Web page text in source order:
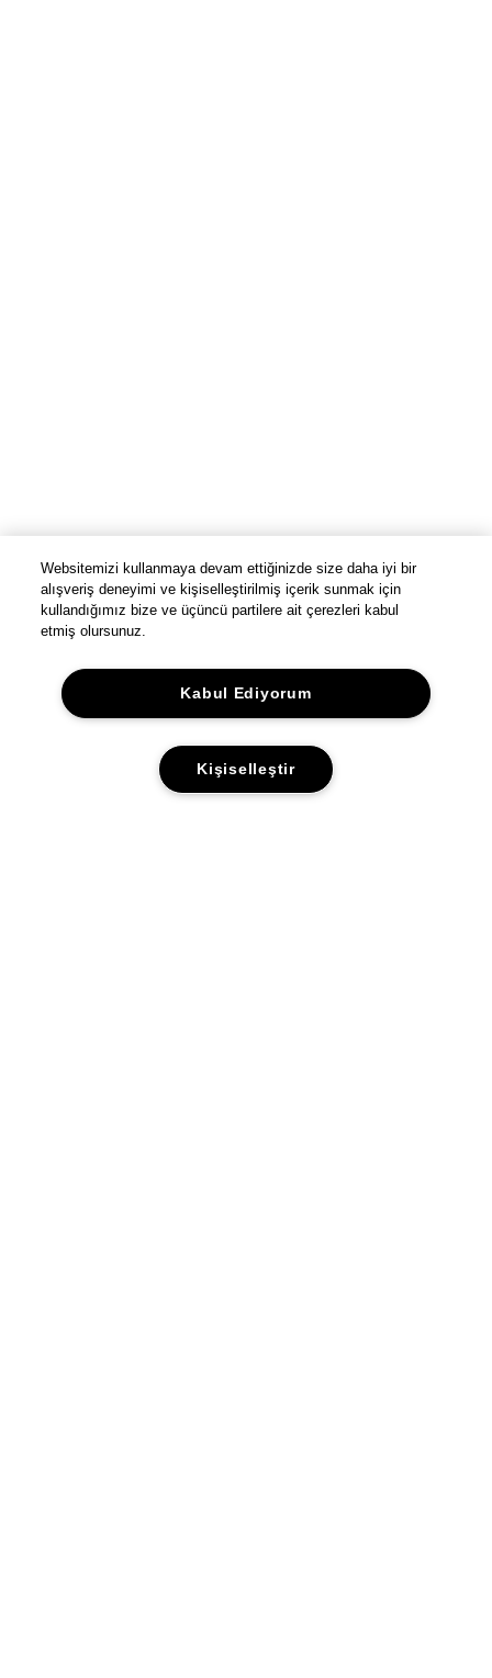
Websitemizi kullanmaya devam ettiğinizde size daha iyi bir
alışveriş deneyimi ve kişiselleştirilmiş içerik sunmak için
kullandığımız bize ve üçüncü partilere ait çerezleri kabul
etmiş olursunuz.
Kabul Ediyorum
Kişiselleştir